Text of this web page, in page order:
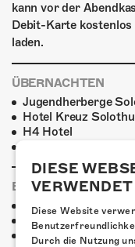
kann vor der
Debit-Karte kostenlos
laden.
ÜBERNACHTEN
Jugendherberge
Hotel Kreuz
H4 Hotel
ESSENSTIPPS
Pier 11
Restaurant Kreuz
Pittaria
DIESE
VERWENDET
Diese Website
Durch die Nutzung